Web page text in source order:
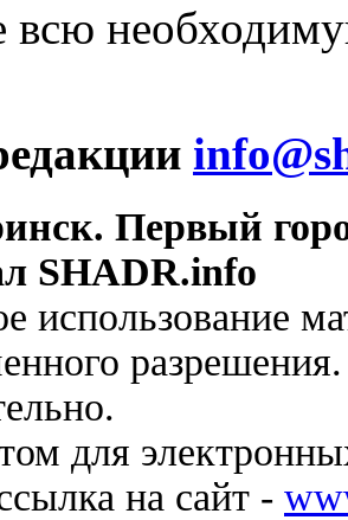
всю
Первый
SHADR.info
использование
для
на сайт -